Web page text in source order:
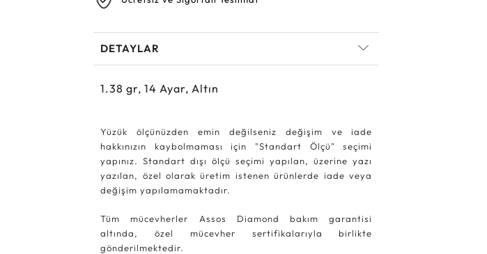
DETAYLAR
1.38gr,14Ayar, Altın
Yüzük ölçünüzden emin değilseniz değişim ve iade
hakkınızın kaybolmaması için "Standart Ölçü" seçimi
yapınız. Standart dışı ölçü seçimi yapılan, üzerine yazı
yazılan, özel olarak üretim istenen ürünlerde iade veya
değişim yapılamamaktadır.
Tüm mücevherler Assos Diamond bakım garantisi
altında, özel mücevher sertifikalarıyla birlikte
gönderilmektedir.